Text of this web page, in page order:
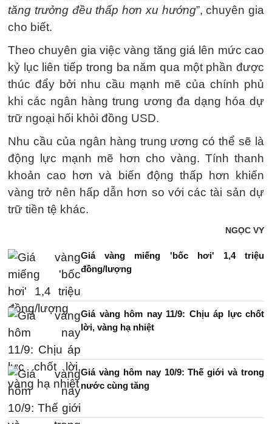
tăng trưởng đều thấp hơn xu hướng”, chuyên gia
cho biết.
Theo chuyên gia việc vàng tăng giá lên mức cao
kỷ lục liên tiếp trong ba năm qua một phần được
thúc đẩy bởi nhu cầu mạnh mẽ của chính phủ
khi các ngân hàng trung ương đa dạng hóa dự
trữ ngoại hối khỏi đồng USD.
Nhu cầu của ngân hàng trung ương có thể sẽ là
động lực mạnh mẽ hơn cho vàng. Tính thanh
khoản cao hơn và biến động thấp hơn khiến
vàng trở nên hấp dẫn hơn so với các tài sản dự
trữ tiền tệ khác.
NGỌC VY
Giá vàng miếng 'bốc hơi' 1,4 triệu
đồng/lượng
Giá vàng hôm nay 11/9: Chịu áp lực chốt
lời, vàng hạ nhiệt
Giá vàng hôm nay 10/9: Thế giới và trong
nước cùng tăng